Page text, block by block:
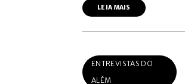
LEIA MAIS
ENTREVISTAS DO
ALÉM